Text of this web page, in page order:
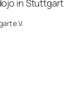
in Stuttgart
e.V.